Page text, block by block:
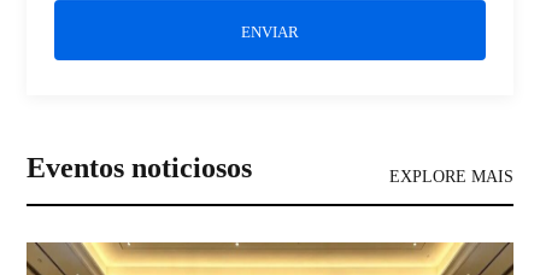
ENVIAR
Eventos noticiosos EXPLORE MAIS